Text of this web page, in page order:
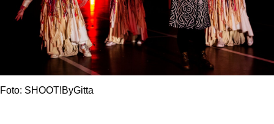
Foto: SHOOT!ByGitta